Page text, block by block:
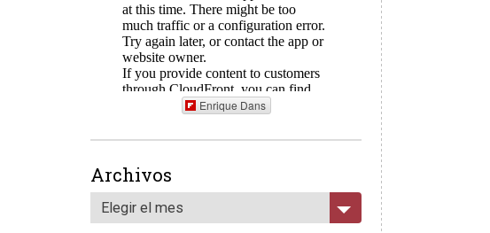
Enrique Dans
Archivos
Elegir el mes